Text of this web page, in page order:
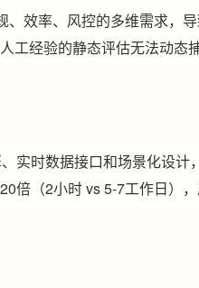
、效率、风控的多维需求，
工经验的静态评估无法动态
实时数据接口和场景化设计
倍（2小时 vs 5-7工作日）